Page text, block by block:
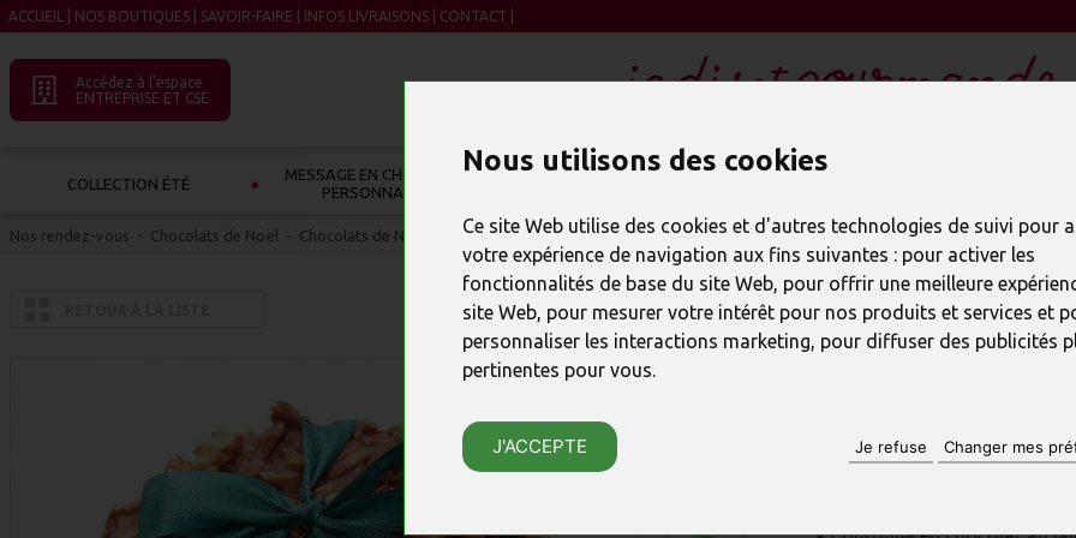
Nous utilisons des cookies
Ce site Web utilise des cookies et d'autres technologies de suivi pour
votre expérience de navigation aux fins suivantes : pour activer les
fonctionnalités de base du site Web, pour offrir une meilleure
site Web, pour mesurer votre intérêt pour nos produits et services et
personnaliser les interactions marketing, pour diffuser des publicités
pertinentes pour vous.
J'ACCEPTE Je refuse Changer mes
ACCUEIL NOS BOUTIQUES| SAVOIR-FAIRE INFOS LIVRAISONS| CONTACT
Accédez à l’espace
ENTREPRISE ET CSE
COLLECTION ÉTÉ
MESSAGE EN CHOCOLAT À
PERSONNALISER
Nos rendez-vous - Chocolats de Noël - Chocolats de Noël originaux
PRODUIT PRÉCÉDENT
Couronne